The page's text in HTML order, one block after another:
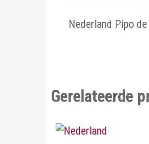
Nederland Pipo
Gerelateerde